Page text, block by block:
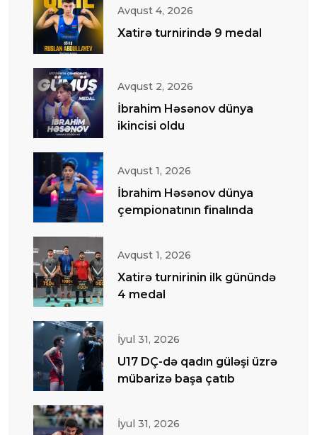
Avqust 4, 2026
Xatirə turnirində 9 medal
Avqust 2, 2026
İbrahim Həsənov dünya
ikincisi oldu
Avqust 1, 2026
İbrahim Həsənov dünya
çempionatının finalında
Avqust 1, 2026
Xatirə turnirinin ilk günündə
4 medal
İyul 31, 2026
U17 DÇ-də qadın güləşi üzrə
mübarizə başa çatıb
İyul 31, 2026